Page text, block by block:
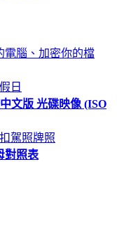
電腦、加密你的檔
日
文版 光碟映像 (ISO
駕照牌照
對照表